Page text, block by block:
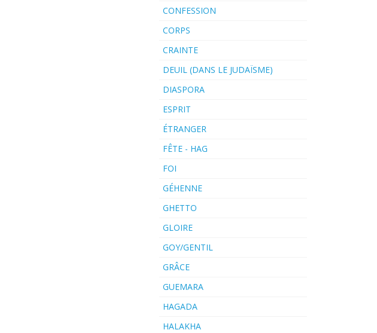
CONFESSION
CORPS
CRAINTE
DEUIL (DANS LE JUDAÏSME)
DIASPORA
ESPRIT
ÉTRANGER
FÊTE - HAG
FOI
GÉHENNE
GHETTO
GLOIRE
GOY/GENTIL
GRÂCE
GUEMARA
HAGADA
HALAKHA